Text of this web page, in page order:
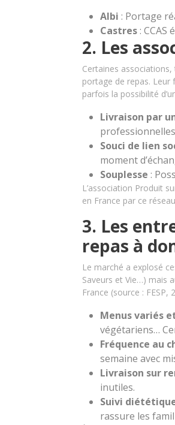
Albi : Portage
Castres :
2. Les
Certaines
portage de repas. Leur
parfois la possibilité
Livraison par
Souci de lien
moment
Souplesse :
L’association Produit
en France par ce
3. Les
repas à
Le marché a explosé
Saveurs et Vie…) mais
France (source : FESP,
Menus variés
végétariens…
Fréquence au
semaine avec
Livraison sur
inutiles.
Suivi
rassure les